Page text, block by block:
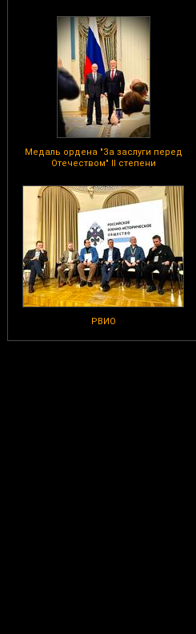
Медаль ордена "За заслуги перед
Отечеством" II степени
РВИО